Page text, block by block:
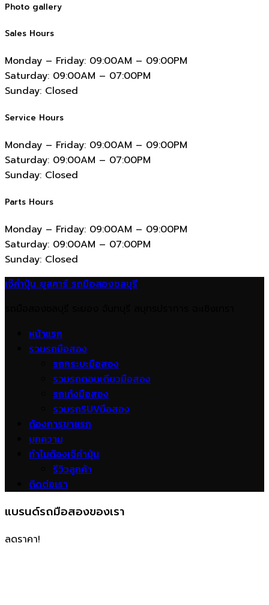
Photo gallery
Sales Hours
Monday – Friday: 09:00AM – 09:00PM
Saturday: 09:00AM – 07:00PM
Sunday: Closed
Service Hours
Monday – Friday: 09:00AM – 09:00PM
Saturday: 09:00AM – 07:00PM
Sunday: Closed
Parts Hours
Monday – Friday: 09:00AM – 09:00PM
Saturday: 09:00AM – 07:00PM
Sunday: Closed
เจ๊คำปุ่น ยูสคาร์ รถมือสองชลบุรี
หน้าแรก
รวมรถมือสอง
รถกระบะมือสอง
รวมรถตอนเดียวมือสอง
รถเก๋งมือสอง
รวมรถSUVมือสอง
ต้องการขายรถ
บทความ
ทำไมต้องเจ๊คำปุ่น
รีวิวลูกค้า
ติดต่อเรา
แบรนด์รถมือสองของเรา
ลดราคา!